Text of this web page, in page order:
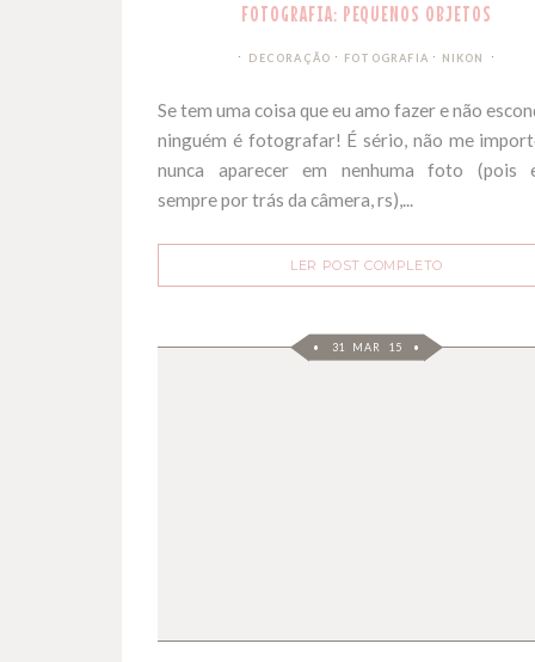
FOTOGRAFIA: PEQUENOS OBJETOS
DECORAÇÃO ∙ FOTOGRAFIA ∙ NIKON
Se tem uma coisa que eu amo fazer e não
ninguém é fotografar! É sério, não me
nunca aparecer em nenhuma foto (pois
sempre por trás da câmera, rs),...
LER POST COMPLETO
31 MAR 15